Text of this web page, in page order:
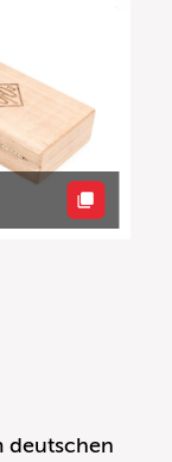
deutschen